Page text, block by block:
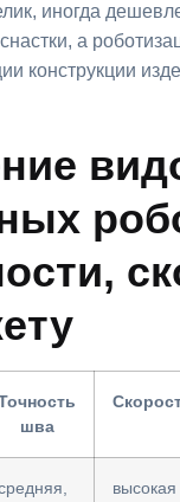
иногда
а
конструкции
шва
высокая